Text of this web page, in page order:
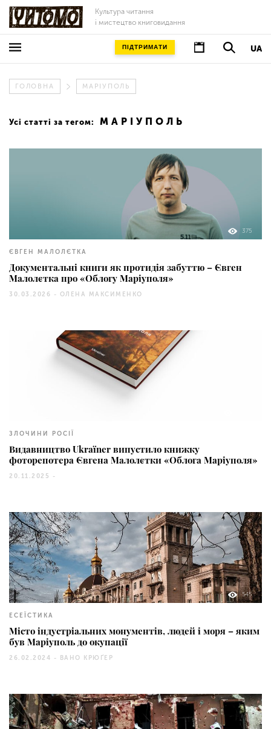
Культура читання
і мистецтво книговидання
UA
ПІДТРИМАТИ
ГОЛОВНА МАРІУПОЛЬ
Усі статті за тегом: МАРІУПОЛЬ
375
ЄВГЕН МАЛОЛЄТКА
Документальні книги як протидія забуттю – Євген
Малолєтка про «Облогу Маріуполя»
30.03.2026 - ОЛЕНА МАКСИМЕНКО
ЗЛОЧИНИ РОСІЇ
Видавництво Ukraїner випустило книжку
фоторепотера Євгена Малолєтки «Облога Маріуполя»
20.11.2025 -
545
ЕСЕЇСТИКА
Місто індустріальних монументів, людей і моря – яким
був Маріуполь до окупації
26.02.2024 - ВАНО КРЮҐЕР